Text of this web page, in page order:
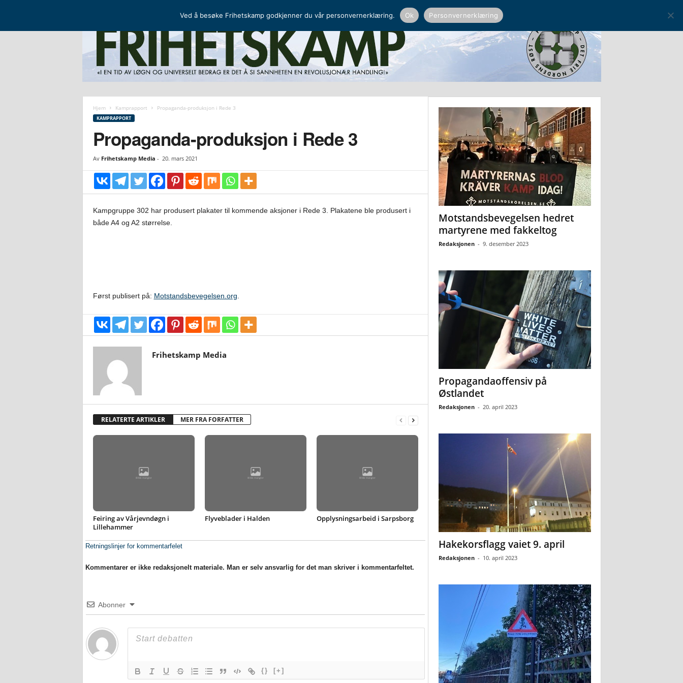
r
a
p
Hjem Kamprapport Propaganda-produksjon i Rede 3
KAMPRAPPORT
Propaganda-produksjon i Rede 3
Av Frihetskamp Media - 20. mars 2021
Kampgruppe 302 har produsert plakater til kommende aksjoner i Rede 3. Plakatene ble produsert i
både A4 og A2 størrelse.
Først publisert på: Motstandsbevegelsen.org
Frihetskamp Media
RELATERTE ARTIKLER MER FRA FORFATTER
Feiring av Vårjevndøgn i
Lillehammer
Flyveblader i Halden Opplysningsarbeid i Sarpsborg
Retningslinjer for kommentarfelet
Kommentarer er ikke redaksjonelt materiale. Man er selv ansvarlig for det man skriver i kommentarfeltet.
Abonner
{} [+]
Motstandsbevegelsen hedret
martyrene med fakkeltog
Redaksjonen - 9. desember 2023
Propagandaoffensiv på
Østlandet
Redaksjonen - 20. april 2023
Hakekorsflagg vaiet 9. april
Redaksjonen - 10. april 2023
Ved å besøke Frihetskamp godkjenner du vår personvernerklæring. Ok Personvernerklæring